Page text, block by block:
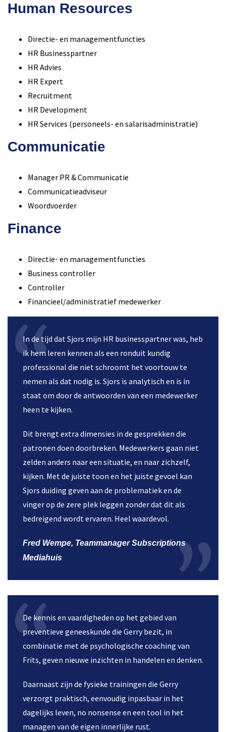
Human Resources
Directie- en managementfuncties
HR Businesspartner
HR Advies
HR Expert
Recruitment
HR Development
HR Services (personeels- en salarisadministratie)
Communicatie
Manager PR & Communicatie
Communicatieadviseur
Woordvoerder
Finance
Directie- en managementfuncties
Business controller
Controller
Financieel/administratief medewerker
In de tijd dat Sjors mijn HR businesspartner was, heb
ik hem leren kennen als een ronduit kundig
professional die niet schroomt het voortouw te
nemen als dat nodig is. Sjors is analytisch en is in
staat om door de antwoorden van een medewerker
heen te kijken.
Dit brengt extra dimensies in de gesprekken die
patronen doen doorbreken. Medewerkers gaan niet
zelden anders naar een situatie, en naar zichzelf,
kijken. Met de juiste toon en het juiste gevoel kan
Sjors duiding geven aan de problematiek en de
vinger op de zere plek leggen zonder dat dit als
bedreigend wordt ervaren. Heel waardevol.
Fred Wempe, Teammanager Subscriptions
Mediahuis
De kennis en vaardigheden op het gebied van
preventieve geneeskunde die Gerry bezit, in
combinatie met de psychologische coaching van
Frits, geven nieuwe inzichten in handelen en denken.
Daarnaast zijn de fysieke trainingen die Gerry
verzorgt praktisch, eenvoudig inpasbaar in het
dagelijks leven, no nonsense en een tool in het
managen van de eigen innerlijke rust.